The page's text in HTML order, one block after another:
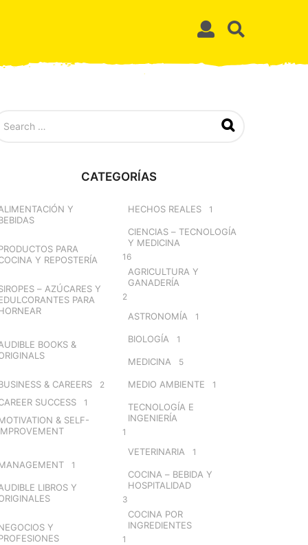
CATEGORÍAS
Y
PARA
Y REPOSTERÍA
– AZÚCARES Y
PARA
BOOKS &
& CAREERS 2
SUCCESS 1
& SELF-
1
LIBROS Y
Y
HECHOS REALES 1
CIENCIAS – TECNOLOGÍA
Y MEDICINA
16
AGRICULTURA Y
GANADERÍA
2
ASTRONOMÍA 1
BIOLOGÍA 1
MEDICINA 5
MEDIO AMBIENTE 1
TECNOLOGÍA E
INGENIERÍA
1
VETERINARIA 1
COCINA – BEBIDA Y
HOSPITALIDAD
3
COCINA POR
INGREDIENTES
1